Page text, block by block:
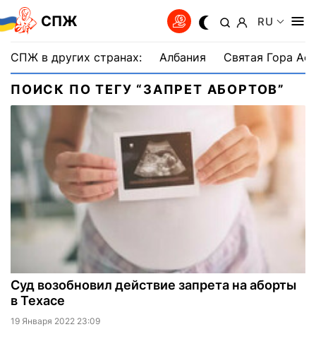
СПЖ RU
СПЖ в других странах: Албания Святая Гора
ПОИСК ПО ТЕГУ “ЗАПРЕТ АБОРТОВ”
Суд возобновил действие запрета на аборты
в Техасе
19 Января 2022 23:09